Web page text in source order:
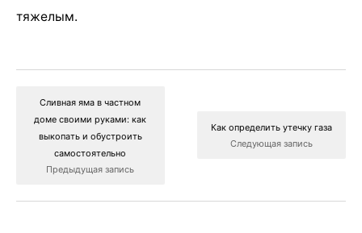
тяжелым.
Сливная яма в частном
доме своими руками: как
выкопать и обустроить
самостоятельно
Предыдущая запись
Как определить утечку газа
Следующая запись